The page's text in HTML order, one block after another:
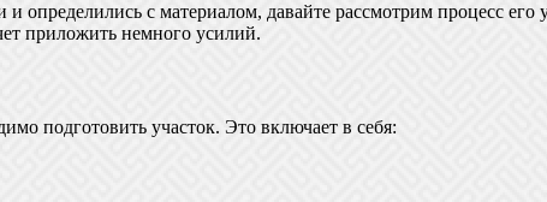
определились с материалом, давайте рассмотрим процесс
приложить немного усилий.
подготовить участок. Это включает в себя: